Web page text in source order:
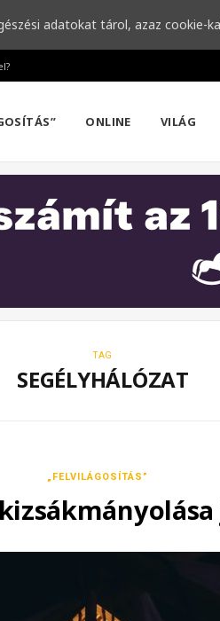
ONLINE VILÁG
TAG
SEGÉLYHÁLÓZAT
„FELVILÁGOSÍTÁS”
adatokat tárol, azaz cookie-